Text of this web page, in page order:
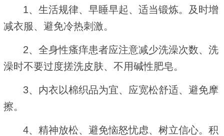
1、生活规律、早睡早起、适当锻炼。及时增
减衣服、避免冷热刺激。
2、全身性瘙痒患者应注意减少洗澡次数、洗
澡时不要过度搓洗皮肤、不用碱性肥皂。
3、内衣以棉织品为宜、应宽松舒适、避免摩
擦。
4、精神放松、避免恼怒忧虑、树立信心。积